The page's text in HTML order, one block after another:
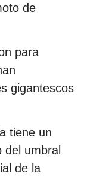
de
para
gigantescos
tiene un
del umbral
de la